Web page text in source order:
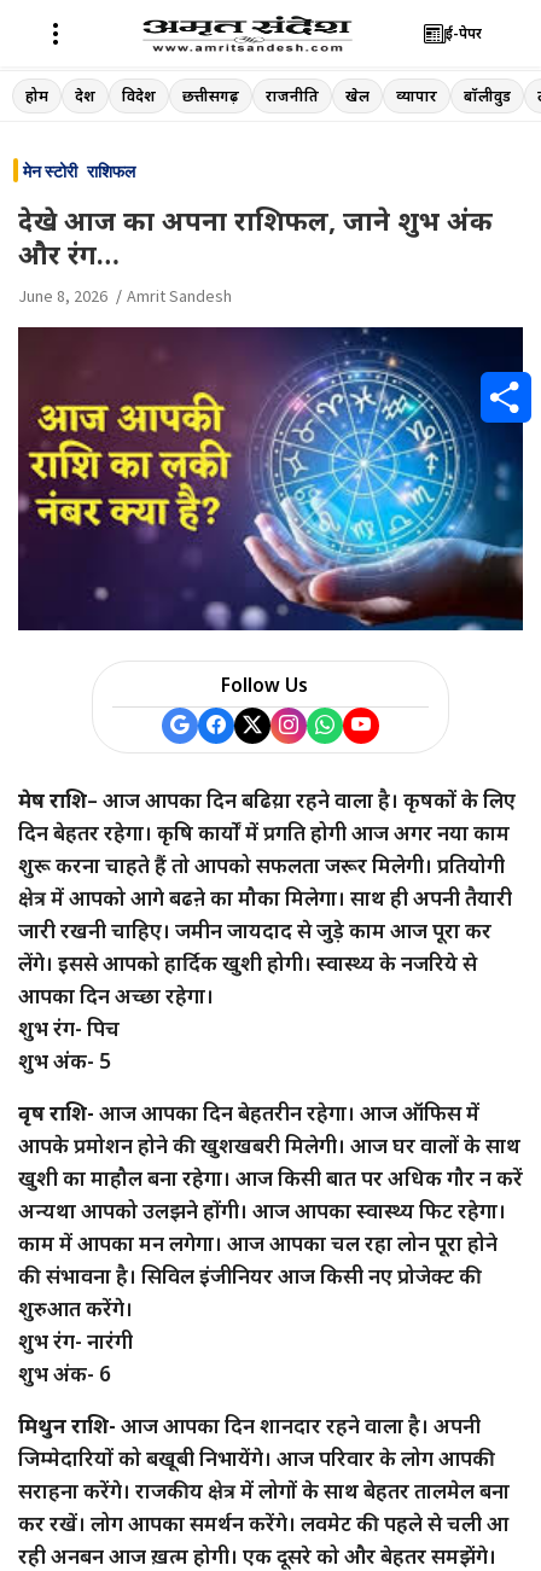
Skip
to
ई-पेपर
होम देश विदेश छत्तीसगढ़ राजनीति खेल व्यापार बॉलीवुड
मेन स्टोरी राशिफल
देखे आज का अपना राशिफल, जाने शुभ अंक
और रंग…
June 8, 2026 Amrit Sandesh
Follow Us
मेष राशि– आज आपका दिन बढिय़ा रहने वाला है। कृषकों के लिए
दिन बेहतर रहेगा। कृषि कार्यों में प्रगति होगी आज अगर नया काम
शुरू करना चाहते हैं तो आपको सफलता जरूर मिलेगी। प्रतियोगी
क्षेत्र में आपको आगे बढऩे का मौका मिलेगा। साथ ही अपनी तैयारी
जारी रखनी चाहिए। जमीन जायदाद से जुड़े काम आज पूरा कर
लेंगे। इससे आपको हार्दिक खुशी होगी। स्वास्थ्य के नजरिये से
आपका दिन अच्छा रहेगा।
शुभ रंग- पिच
शुभ अंक- 5
वृष राशि- आज आपका दिन बेहतरीन रहेगा। आज ऑफिस में
आपके प्रमोशन होने की खुशखबरी मिलेगी। आज घर वालों के साथ
खुशी का माहौल बना रहेगा। आज किसी बात पर अधिक गौर न करें
अन्यथा आपको उलझने होंगी। आज आपका स्वास्थ्य फिट रहेगा।
काम में आपका मन लगेगा। आज आपका चल रहा लोन पूरा होने
की संभावना है। सिविल इंजीनियर आज किसी नए प्रोजेक्ट की
शुरुआत करेंगे।
शुभ रंग- नारंगी
शुभ अंक- 6
मिथुन राशि- आज आपका दिन शानदार रहने वाला है। अपनी
जिम्मेदारियों को बखूबी निभायेंगे। आज परिवार के लोग आपकी
सराहना करेंगे। राजकीय क्षेत्र में लोगों के साथ बेहतर तालमेल बना
कर रखें। लोग आपका समर्थन करेंगे। लवमेट की पहले से चली आ
रही अनबन आज ख़त्म होगी। एक दूसरे को और बेहतर समझेंगे।
a